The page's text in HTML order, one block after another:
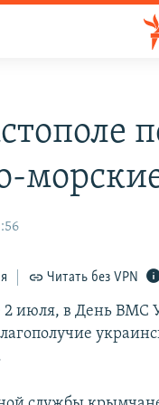
Читать без VPN
2 июля, в День